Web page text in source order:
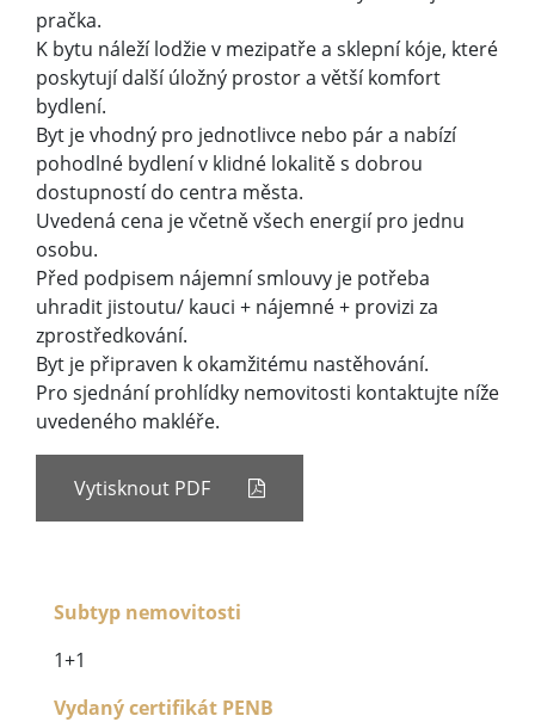
pračka.
K bytu náleží lodžie v mezipatře a sklepní kóje, které
poskytují další úložný prostor a větší komfort
bydlení.
Byt je vhodný pro jednotlivce nebo pár a nabízí
pohodlné bydlení v klidné lokalitě s dobrou
dostupností do centra města.
Uvedená cena je včetně všech energií pro jednu
osobu.
Před podpisem nájemní smlouvy je potřeba
uhradit jistoutu/ kauci + nájemné + provizi za
zprostředkování.
Byt je připraven k okamžitému nastěhování.
Pro sjednání prohlídky nemovitosti kontaktujte níže
uvedeného makléře.
Vytisknout PDF
Subtyp nemovitosti
1+1
Vydaný certifikát PENB